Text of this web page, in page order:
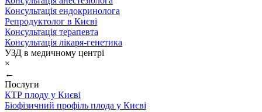
Консультація ендокринолога
Репродуктолог в Києві
Консультація терапевта
Консультація лікаря-генетика
УЗД в медичному центрі
×
←
Послуги
КТР плоду у Києві
Біофізичний профіль плода у Києві